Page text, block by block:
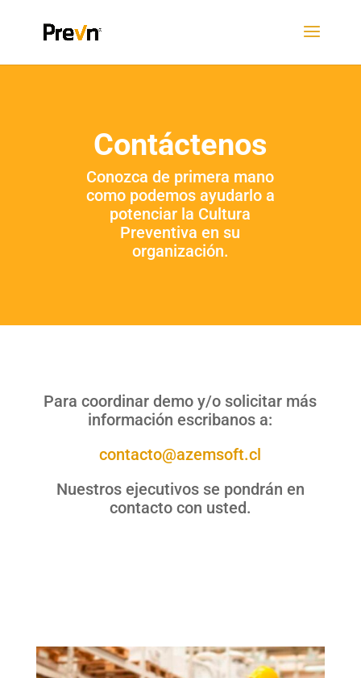
Contáctenos
Conozca de primera mano
como podemos ayudarlo a
potenciar la Cultura
Preventiva en su
organización.
Para coordinar demo y/o solicitar más
información escribanos a:
contacto@azemsoft.cl
Nuestros ejecutivos se pondrán en
contacto con usted.